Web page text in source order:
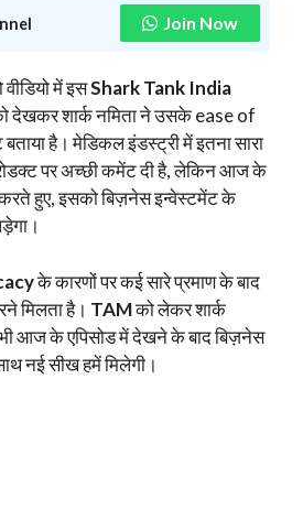
Join Now
वीडियो में इसShark Tank India
शार्क नमिता ने उसके ease of
बताया है। मेडिकल इंडस्ट्री में इतना सारा
पर अच्छी कमेंट दी है, लेकिन आज के
करते हुए, इसको बिज़नेस इन्वेस्टमेंट के
के कारणों पर कई सारे प्रमाण के बाद
मिलता है। TAMको लेकर शार्क
आज के एपिसोड में देखने के बाद बिज़नेस
नई सीख हमें मिलेगी।